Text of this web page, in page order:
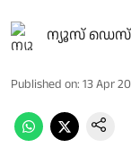
ന്യൂസ്
Published on: 13 Apr